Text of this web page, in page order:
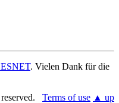
. Vielen Dank für die
Terms of use ▲ up